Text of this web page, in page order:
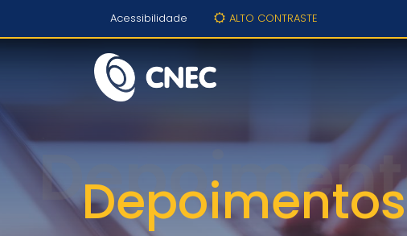
Acessibilidade ALTO CONTRASTE
Depoimentos